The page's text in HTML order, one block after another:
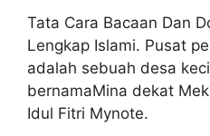
Tata Cara Bacaan Dan
Lengkap Islami. Pusat
adalah sebuah desa
bernamaMina dekat
Idul Fitri Mynote.